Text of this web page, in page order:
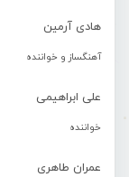
هادی آرمین
آهنگساز و خواننده
علی ابراهیمی
خواننده
عمران طاهری